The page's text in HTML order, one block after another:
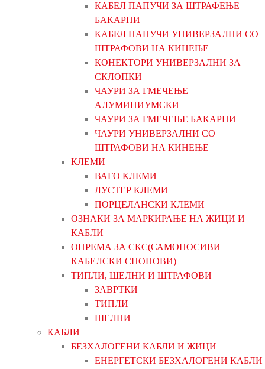
КАБЕЛ ПАПУЧИ ЗА ШТРАФЕЊЕ
БАКАРНИ
КАБЕЛ ПАПУЧИ УНИВЕРЗАЛНИ СО
ШТРАФОВИ НА КИНЕЊЕ
КОНЕКТОРИ УНИВЕРЗАЛНИ ЗА
СКЛОПКИ
ЧАУРИ ЗА ГМЕЧЕЊЕ
АЛУМИНИУМСКИ
ЧАУРИ ЗА ГМЕЧЕЊЕ БАКАРНИ
ЧАУРИ УНИВЕРЗАЛНИ СО
ШТРАФОВИ НА КИНЕЊЕ
КЛЕМИ
ВАГО КЛЕМИ
ЛУСТЕР КЛЕМИ
ПОРЦЕЛАНСКИ КЛЕМИ
ОЗНАКИ ЗА МАРКИРАЊЕ НА ЖИЦИ И
КАБЛИ
ОПРЕМА ЗА СКС(САМОНОСИВИ
КАБЕЛСКИ СНОПОВИ)
ТИПЛИ, ШЕЛНИ И ШТРАФОВИ
ЗАВРТКИ
ТИПЛИ
ШЕЛНИ
КАБЛИ
БЕЗХАЛОГЕНИ КАБЛИ И ЖИЦИ
ЕНЕРГЕТСКИ БЕЗХАЛОГЕНИ КАБЛИ